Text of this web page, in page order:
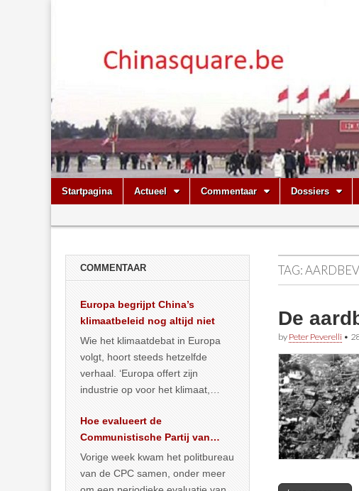
Chinasquare.be
Main
menu
Skip
Startpagina Actueel Commentaar Dossiers
menu
TAG:
De
by Peter Peverelli •
COMMENTAAR
Europa begrijpt China’s
klimaatbeleid nog altijd niet
Wie het klimaatdebat in Europa
volgt, hoort steeds hetzelfde
verhaal. ‘Europa offert zijn
industrie op voor het klimaat,
vergroening… >> lees meer
Hoe evalueert de
Communistische Partij van
China de economische
situatie?
Vorige week kwam het politbureau
van de CPC samen, onder meer